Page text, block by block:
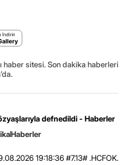
haber sitesi. Son dakika haberleri
defnedildi - Haberler
Haberler
19:18:36 #7.13# .HCFOK.